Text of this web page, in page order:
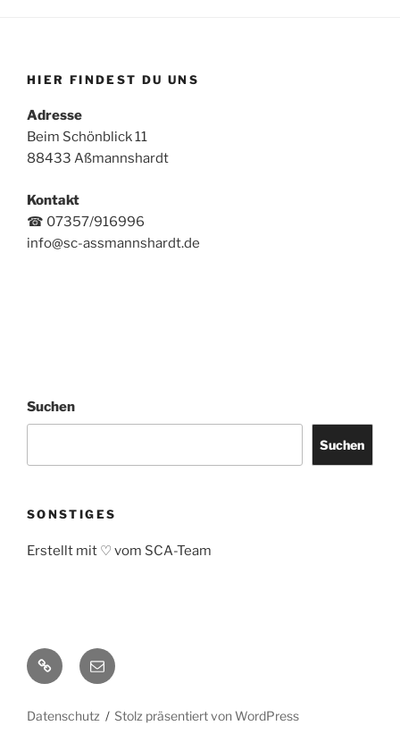
HIER FINDEST DU UNS
Adresse
Beim Schönblick 11
88433 Aßmannshardt
Kontakt
☎ 07357/916996
info@sc-assmannshardt.de
Suchen
Suchen
SONSTIGES
Erstellt mit ♡ vom SCA-Team
Impressum
Email
Datenschutz Stolz präsentiert von WordPress